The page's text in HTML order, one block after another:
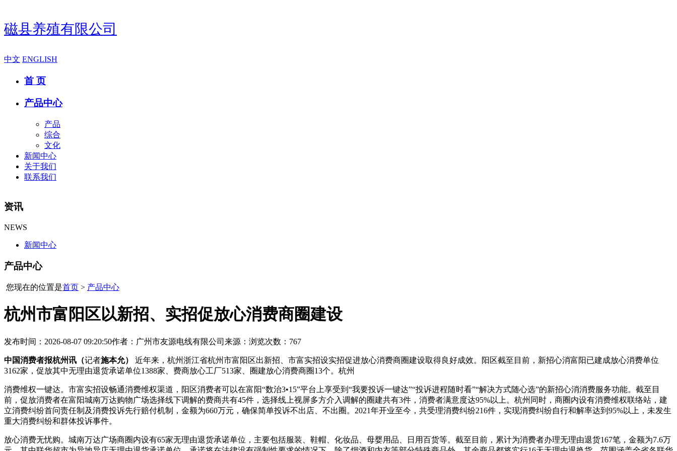
磁县养殖有限公司
中文 ENGLISH
首 页
产品中心
产品
综合
文化
新闻中心
关于我们
联系我们
资讯
NEWS
新闻中心
产品中心
您现在的位置是首页 > 产品中心
杭州市富阳区以新招、实招促放心消费商圈建设
发布时间：2026-08-07 09:20:50作者：广州市友源电线有限公司 来源： 浏览次数：767
中国消费者报杭州讯（记者施本允） 近年来，杭州浙江省杭州市富阳区出新招、市富实招设实招促进放心消费商圈建设取得良好成效。阳区截至目前，新招心消富阳已建成放心消费单位
3162家，促放其中无理由退货承诺单位1388家、费商放心工厂513家、圈建放心消费商圈13个。杭州
消费维权一键达。市富实招设畅通消费维权渠道，阳区消费者可以在富阳“数治3•15”平台上享受到“我要投诉一键达”“投诉进程随时看”“解决方式随心选”的新招心消消费服务功能。截至目
前，促放消费者在富阳城南万达购物广场选择线下调解的费商共有45件，选择线上视屏多方介入调解的圈建共有3件，消费者满意度达95%以上。杭州同时，商圈内设有消费维权联络站，建
立消费纠纷首问责任制及消费投诉先行赔付机制，金额为660万元，确保简单投诉不出店、不出圈。2021年开业至今，共受理消费纠纷216件，实现消费纠纷自行和解率达到95%以上，未发生
重大消费纠纷和群体投诉事件。
放心消费无忧购。城南万达广场商圈内设有65家无理由退货承诺单位，主要包括服装、鞋帽、化妆品、母婴用品、日用百货等。截至目前，累计为消费者办理无理由退货167笔，金额为7.6万